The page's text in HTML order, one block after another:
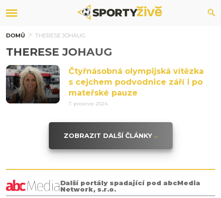
DOMŮ THERESE JOHAUG
THERESE JOHAUG
Čtyřnásobná olympijská vítězka
s cejchem podvodnice září i po
mateřské pauze
7. prosince 2024
ZOBRAZIT DALŠÍ ČLÁNKY
Další portály spadající pod abcMedia
Network, s.r.o.